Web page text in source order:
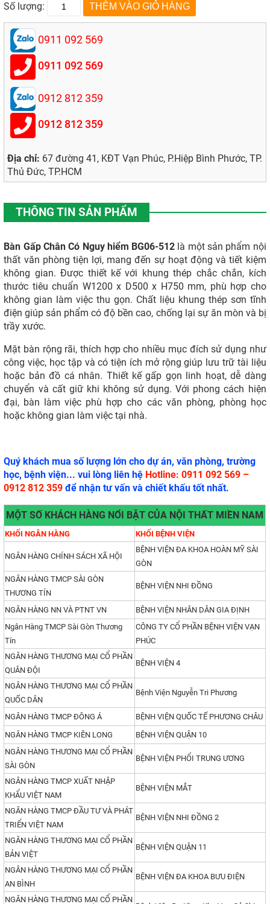
Số lượng:
0911 092 569
0911 092 569
0912 812 359
0912 812 359
Địa chỉ: 67 đường 41, KĐT Vạn Phúc, P.Hiệp Bình Phước, TP.
Thủ Đức, TP.HCM
THÔNG TIN SẢN PHẨM
Bàn Gấp Chân Có Nguy hiểm BG06-512 là một sản phẩm nội
thất văn phòng tiện lợi, mang đến sự hoạt động và tiết kiệm
không gian. Được thiết kế với khung thép chắc chắn, kích
thước tiêu chuẩn W1200 x D500 x H750 mm, phù hợp cho
không gian làm việc thu gọn. Chất liệu khung thép sơn tĩnh
điện giúp sản phẩm có độ bền cao, chống lại sự ăn mòn và bị
trầy xước.
Mặt bàn rộng rãi, thích hợp cho nhiều mục đích sử dụng như
công việc, học tập và có tiện ích mở rộng giúp lưu trữ tài liệu
hoặc bản đồ cá nhân. Thiết kế gấp gọn linh hoạt, dễ dàng
chuyển và cất giữ khi không sử dụng. Với phong cách hiện
đại, bàn làm việc phù hợp cho các văn phòng, phòng học
hoặc không gian làm việc tại nhà.
Quý khách mua số lượng lớn cho dự án, văn phòng, trường
học, bệnh viện... vui lòng liên hệ Hotline: 0911 092 569 –
0912 812 359 để nhận tư vấn và chiết khấu tốt nhất.
MỘT SỐ KHÁCH HÀNG NỔI BẬT CỦA NỘI THẤT MIỀN NAM
KHỐI NGÂN HÀNG KHỐI BỆNH VIỆN
NGÂN HÀNG CHÍNH SÁCH XÃ HỘI
BỆNH VIỆN ĐA KHOA HOÀN MỸ SÀI
GÒN
NGÂN HÀNG TMCP SÀI GÒN
THƯƠNG TÍN
BỆNH VIỆN NHI ĐỒNG
NGÂN HÀNG NN VÀ PTNT VN
BỆNH VIỆN NHÂN DÂN GIA ĐỊNH
Ngân Hàng TMCP Sài Gòn Thương
Tín
CÔNG TY CỔ PHẦN BỆNH VIỆN VẠN
PHÚC
NGÂN HÀNG THƯƠNG MẠI CỔ PHẦN
QUÂN ĐỘI
BỆNH VIỆN 4
NGÂN HÀNG THƯƠNG MẠI CỔ PHẦN
QUỐC DÂN
Bệnh Viện Nguyễn Tri Phương
NGÂN HÀNG TMCP ĐÔNG Á
BỆNH VIỆN QUỐC TẾ PHƯƠNG CHÂU
NGÂN HÀNG TMCP KIÊN LONG
BỆNH VIỆN QUẬN 10
NGÂN HÀNG THƯƠNG MẠI CỔ PHẦN
SÀI GÒN
BỆNH VIỆN PHỔI TRUNG ƯƠNG
NGÂN HÀNG TMCP XUẤT NHẬP
KHẨU VIỆT NAM
BỆNH VIỆN MẮT
NGÂN HÀNG TMCP ĐẦU TƯ VÀ PHÁT
TRIỂN VIỆT NAM
BỆNH VIỆN NHI ĐỒNG 2
NGÂN HÀNG THƯƠNG MẠI CỔ PHẦN
BẢN VIỆT
BỆNH VIỆN QUẬN 11
NGÂN HÀNG THƯƠNG MẠI CỔ PHẦN
AN BÌNH
BỆNH VIỆN ĐA KHOA BƯU ĐIỆN
NGÂN HÀNG THƯƠNG MẠI CỔ PHẦN